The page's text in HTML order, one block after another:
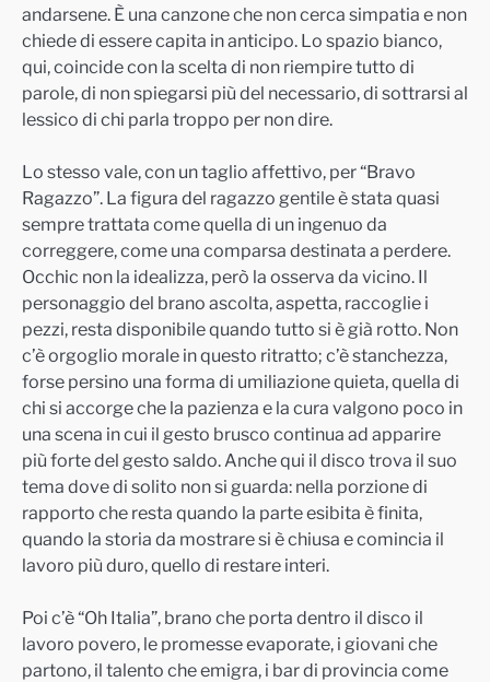
andarsene. È una canzone che non cerca simpatia e non
chiede di essere capita in anticipo. Lo spazio bianco,
qui, coincide con la scelta di non riempire tutto di
parole, di non spiegarsi più del necessario, di sottrarsi al
lessico di chi parla troppo per non dire.
Lo stesso vale, con un taglio affettivo, per “Bravo
Ragazzo”. La figura del ragazzo gentile è stata quasi
sempre trattata come quella di un ingenuo da
correggere, come una comparsa destinata a perdere.
Occhic non la idealizza, però la osserva da vicino. Il
personaggio del brano ascolta, aspetta, raccoglie i
pezzi, resta disponibile quando tutto si è già rotto. Non
c’è orgoglio morale in questo ritratto; c’è stanchezza,
forse persino una forma di umiliazione quieta, quella di
chi si accorge che la pazienza e la cura valgono poco in
una scena in cui il gesto brusco continua ad apparire
più forte del gesto saldo. Anche qui il disco trova il suo
tema dove di solito non si guarda: nella porzione di
rapporto che resta quando la parte esibita è finita,
quando la storia da mostrare si è chiusa e comincia il
lavoro più duro, quello di restare interi.
Poi c’è “Oh Italia”, brano che porta dentro il disco il
lavoro povero, le promesse evaporate, i giovani che
partono, il talento che emigra, i bar di provincia come